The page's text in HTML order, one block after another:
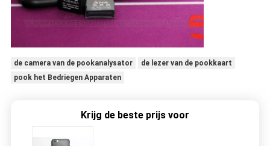
de camera van de pookanalysator
de lezer van de pookkaart
pook het Bedriegen Apparaten
Krijg de beste prijs voor